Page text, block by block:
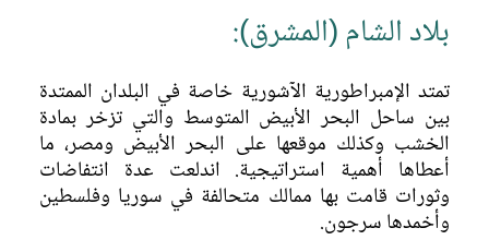
اكتشاف الموقع
بلاد الشام (المشرق):
تمتد الإمبراطورية الآشورية خاصة في البلدان الممتدة
بين ساحل البحر الأبيض المتوسط والتي تزخر بمادة
الخشب وكذلك موقعها على البحر الأبيض ومصر، ما
أعطاها أهمية استراتيجية. اندلعت عدة انتفاضات
وثورات قامت بها ممالك متحالفة في سوريا وفلسطين
وأخمدها سرجون.